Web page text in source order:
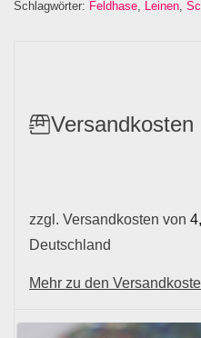
Schlagwörter: Feldhase, Leinen,
Versandkosten
zzgl. Versandkosten von
Deutschland
Mehr zu den